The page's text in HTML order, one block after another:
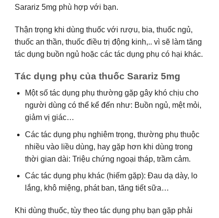
Sarariz 5mg phù hợp với bạn.
Thận trọng khi dùng thuốc với rượu, bia, thuốc ngủ,
thuốc an thần, thuốc điều trị động kinh,.. vì sẽ làm tăng
tác dụng buồn ngủ hoặc các tác dụng phụ có hại khác.
Tác dụng phụ của thuốc Sarariz 5mg
Một số tác dụng phụ thường gặp gây khó chịu cho
người dùng có thể kể đến như: Buồn ngủ, mệt mỏi,
giảm vị giác…
Các tác dụng phụ nghiêm trọng, thường phụ thuộc
nhiều vào liều dùng, hay gặp hơn khi dùng trong
thời gian dài: Triệu chứng ngoại tháp, trầm cảm.
Các tác dụng phụ khác (hiếm gặp): Đau dạ dày, lo
lắng, khô miệng, phát ban, tăng tiết sữa…
Khi dùng thuốc, tùy theo tác dụng phụ bạn gặp phải